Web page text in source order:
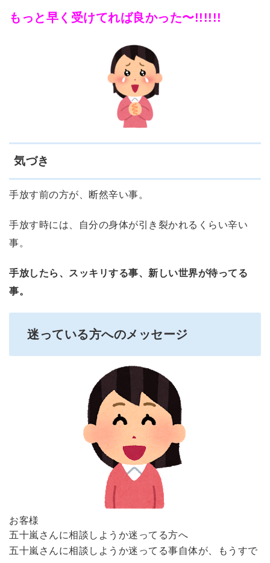
もっと早く受けてれば良かった〜!!!!!!
気づき
手放す前の方が、断然辛い事。
手放す時には、自分の身体が引き裂かれるくらい辛い
事。
手放したら、スッキリする事、新しい世界が待ってる
事。
迷っている方へのメッセージ
お客様
五十嵐さんに相談しようか迷ってる方へ
五十嵐さんに相談しようか迷ってる事自体が、もうすで